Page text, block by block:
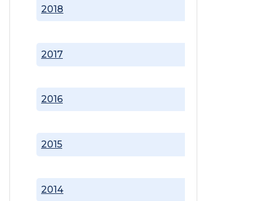
2014
2015
2016
2017
2018